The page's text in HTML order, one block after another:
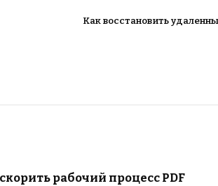
Как восстановить
рабочий процесс PDF